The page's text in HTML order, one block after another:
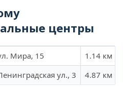
центры
Мира, 15
1.14 км
ул., 3 4.87 км